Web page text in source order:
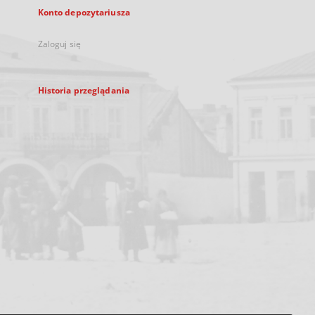
Konto depozytariusza
Zaloguj się
Historia przeglądania